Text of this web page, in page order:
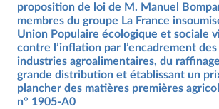
proposition de loi de M. Manuel
membres du groupe La France
Union Populaire écologique et sociale
contre l’inflation par l’encadrement des
industries agroalimentaires, du
grande distribution et établissant un
plancher des matières premières
n° 1905-A0